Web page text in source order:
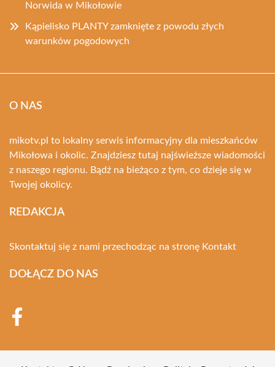
Norwida w Mikołowie
Kąpielisko PLANTY zamknięte z powodu złych
warunków pogodowych
O NAS
mikotv.pl to lokalny serwis informacyjny dla mieszkańców
Mikołowa i okolic. Znajdziesz tutaj najświeższe wiadomości
z naszego regionu. Bądź na bieżąco z tym, co dzieje się w
Twojej okolicy.
REDAKCJA
Skontaktuj się z nami przechodząc na stronę Kontakt
DOŁĄCZ DO NAS